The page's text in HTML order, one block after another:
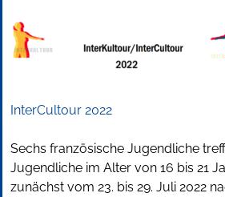
InterCultour 2022
Sechs französische Jugendliche
Jugendliche im Alter von 16 bis 21
zunächst vom 23. bis 29. Juli 2022